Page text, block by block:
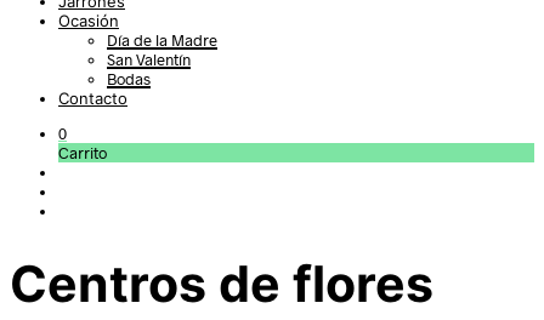
Ocasión
Día de la Madre
San Valentín
Bodas
Contacto
0
Carrito
Centros de flores